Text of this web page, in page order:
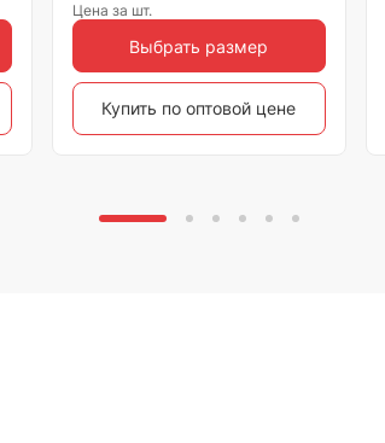
Цена за шт.
Выбрать размер
Купить по оптовой цене